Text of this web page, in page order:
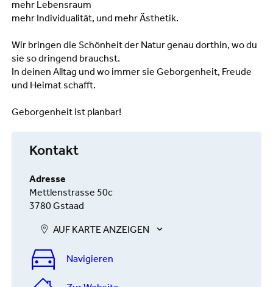
mehr Lebensraum
mehr Individualität, und mehr Ästhetik.
Wir bringen die Schönheit der Natur genau dorthin, wo du
sie so dringend brauchst.
In deinen Alltag und wo immer sie Geborgenheit, Freude
und Heimat schafft.
Geborgenheit ist planbar!
Kontakt
Adresse
Mettlenstrasse 50c
3780 Gstaad
AUF KARTE ANZEIGEN
Navigieren